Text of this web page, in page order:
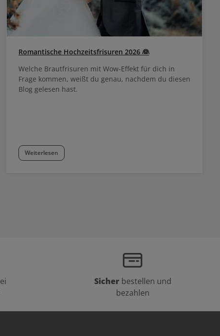
Romantische Hochzeitsfrisuren 2026 👰
Welche Brautfrisuren mit Wow-Effekt für dich in
Frage kommen, weißt du genau, nachdem du diesen
Blog gelesen hast.
Weiterlesen
Sicher bestellen und
bezahlen